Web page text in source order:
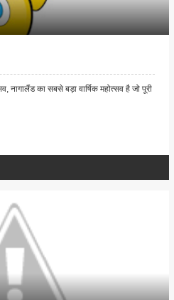
नागालैंड का सबसे बड़ा वार्षिक महोत्‍सव है जो पूरी